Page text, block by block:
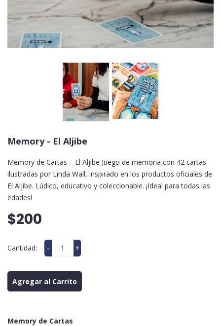
Memory - El Aljibe
Memory de Cartas – El Aljibe Juego de memoria con 42 cartas
ilustradas por Linda Wall, inspirado en los productos oficiales de
El Aljibe. Lúdico, educativo y coleccionable. ¡Ideal para todas las
edades!
$200
Cantidad: - +
Agregar al Carrito
Memory de Cartas